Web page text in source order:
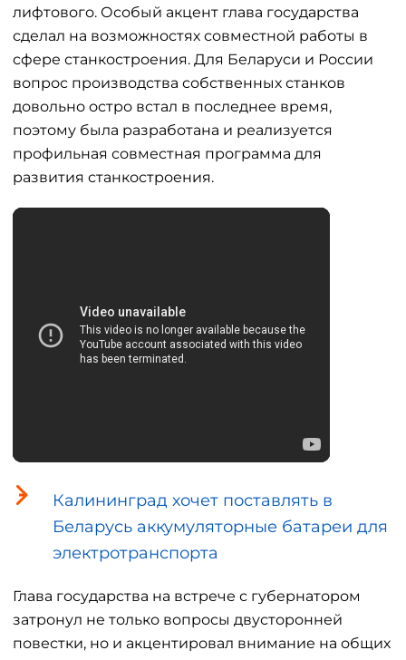
лифтового. Особый акцент глава государства
сделал на возможностях совместной работы в
сфере станкостроения. Для Беларуси и России
вопрос производства собственных станков
довольно остро встал в последнее время,
поэтому была разработана и реализуется
профильная совместная программа для
развития станкостроения.
Калининград хочет поставлять в
Беларусь аккумуляторные батареи для
электротранспорта
Глава государства на встрече с губернатором
затронул не только вопросы двусторонней
повестки, но и акцентировал внимание на общих